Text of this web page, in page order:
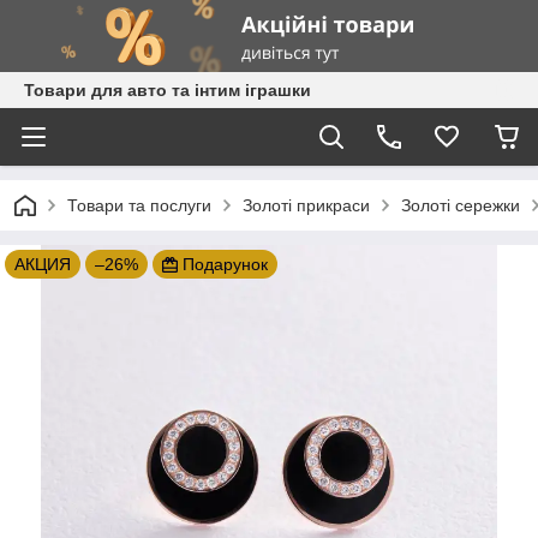
Товари для авто та інтим іграшки
Товари та послуги Золоті прикраси Золоті сережки
АКЦИЯ –26% Подарунок